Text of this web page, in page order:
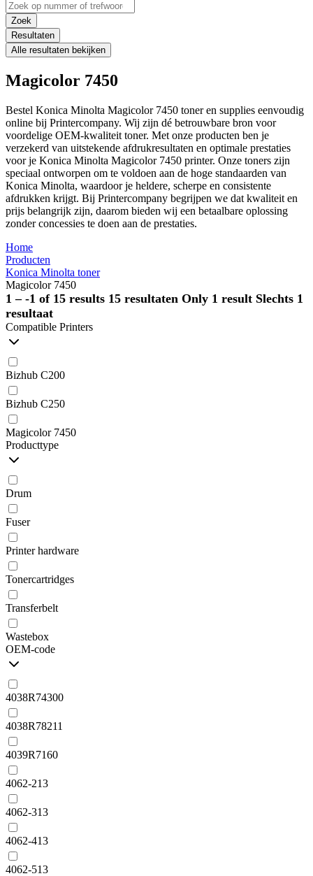
Search
...Zoek
Resultaten
Alle resultaten bekijken
Magicolor 7450
Bestel Konica Minolta Magicolor 7450 toner en supplies eenvoudig
online bij Printercompany. Wij zijn dé betrouwbare bron voor
voordelige OEM-kwaliteit toner. Met onze producten ben je
verzekerd van uitstekende afdrukresultaten en optimale prestaties
voor je Konica Minolta Magicolor 7450 printer. Onze toners zijn
speciaal ontworpen om te voldoen aan de hoge standaarden van
Konica Minolta, waardoor je heldere, scherpe en consistente
afdrukken krijgt. Bij Printercompany begrijpen we dat kwaliteit en
prijs belangrijk zijn, daarom bieden wij een betaalbare oplossing
zonder concessies te doen aan de prestaties.
Home
Producten
Konica Minolta toner
Magicolor 7450
1 – -1 of 15 results 15 resultaten Only 1 result Slechts 1
resultaat
Compatible Printers
Bizhub C200
Bizhub C250
Magicolor 7450
Producttype
Drum
Fuser
Printer hardware
Tonercartridges
Transferbelt
Wastebox
OEM-code
4038R74300
4038R78211
4039R7160
4062-213
4062-313
4062-413
4062-513